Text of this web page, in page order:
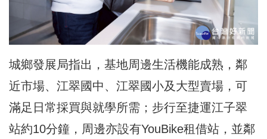
城鄉發展局指出，基地周邊生活機能成熟，鄰
近市場、江翠國中、江翠國小及大型賣場，可
滿足日常採買與就學所需；步行至捷運江子翠
站約10分鐘，周邊亦設有YouBike租借站，並鄰